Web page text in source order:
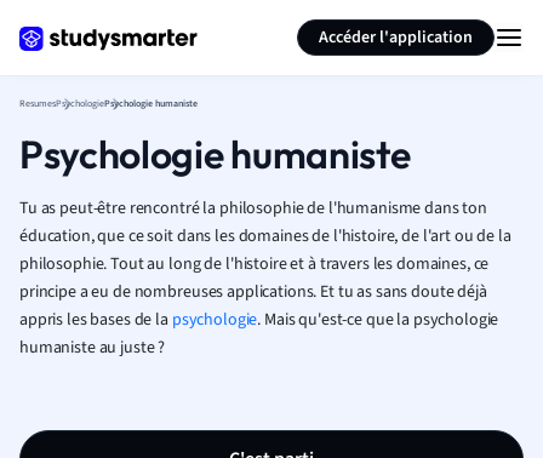
Accéder l'application
ResumesPsychologiePsychologie humaniste
Psychologie humaniste
Tu as peut-être rencontré la philosophie de l'humanisme dans ton
éducation, que ce soit dans les domaines de l'histoire, de l'art ou de la
philosophie. Tout au long de l'histoire et à travers les domaines, ce
principe a eu de nombreuses applications. Et tu as sans doute déjà
appris les bases de la psychologie. Mais qu'est-ce que la psychologie
humaniste au juste ?
Résumer la page